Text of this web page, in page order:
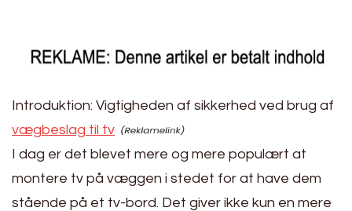
Introduktion: Vigtigheden af sikkerhed ved brug af
vægbeslag til tv
I dag er det blevet mere og mere populært at
montere tv på væggen i stedet for at have dem
stående på et tv-bord. Det giver ikke kun en mere